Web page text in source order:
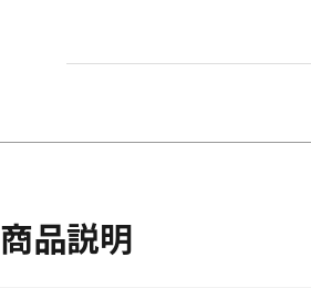
商品説明